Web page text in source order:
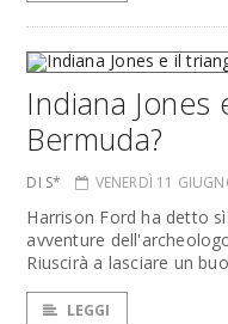
Indiana
Bermuda?
DI S* VENERDÌ 11
Harrison Ford ha detto
avventure
Riuscirà a lasciare un
LEGGI